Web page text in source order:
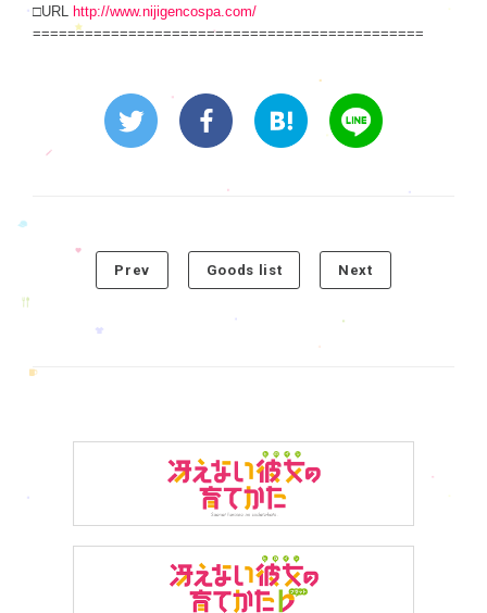
□URL http://www.nijigencospa.com/
=============================================
Prev Goods list Next